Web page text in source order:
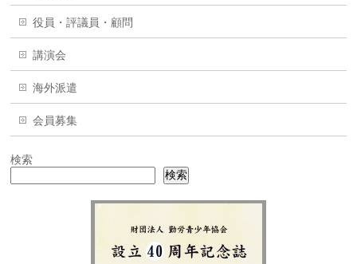
役員・評議員・顧問
講演会
海外派遣
会員募集
検索
検索